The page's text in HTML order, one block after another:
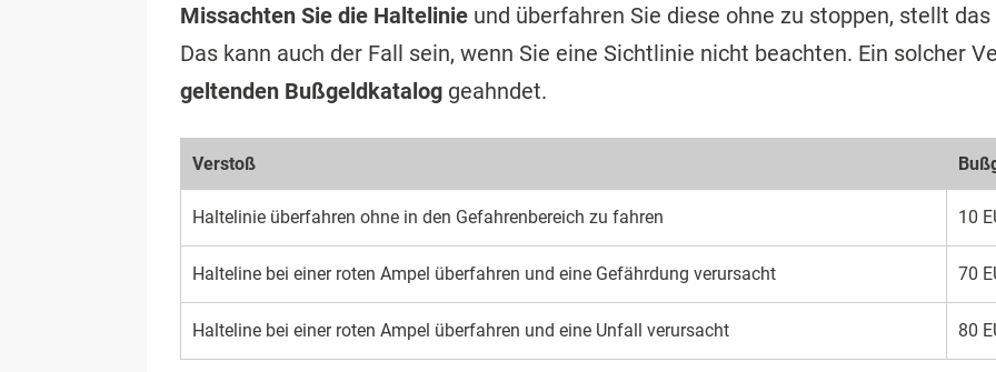
Missachten Sie die Haltelinie und überfahren Sie diese ohne zu stoppen, stellt
Das kann auch der Fall sein, wenn Sie eine Sichtlinie nicht beachten. Ein solcher
geltenden Bußgeldkatalog geahndet.
Verstoß
Haltelinie überfahren ohne in den Gefahren­bereich zu fahren 10
Halteline bei einer roten Ampel über­fahren und eine Gefährdung verursacht 70
Halteline bei einer roten Ampel über­fahren und eine Unfall verursacht 80